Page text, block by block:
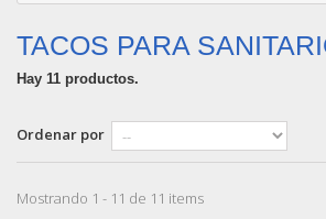
TACOS PARA
Hay 11 productos.
Ordenar por
Mostrando 1 - 11 de 11 items